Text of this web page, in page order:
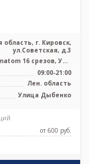
область, г. Кировск,
ул.Советская, д.3
16 срезов, УЗИ
рентген аппарат
09:00-21:00
Лен. область
Улица Дыбенко
от 600 pуб.